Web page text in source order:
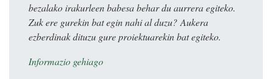
bezalako irakurleen babesa behar du aurrera egiteko.
Zuk ere gurekin bat egin nahi al duzu? Aukera
ezberdinak dituzu gure proiektuarekin bat egiteko.
Informazio gehiago